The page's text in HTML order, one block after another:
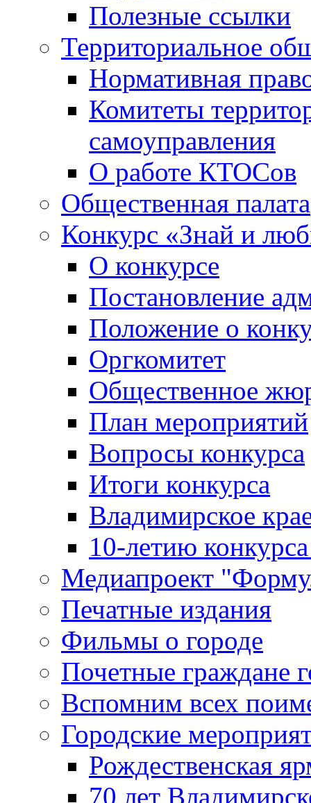
Полезные ссылки
Территориальное
Нормативная
Комитеты
самоуправления
О работе КТОСов
Общественная палата
Конкурс «Знай и
О конкурсе
Постановление
Положение о
Оргкомитет
Общественное
План мероприятий
Вопросы конкурса
Итоги конкурса
Владимирское
10-летию
Медиапроект
Печатные издания
Фильмы о городе
Почетные граждане
Вспомним всех
Городские
Рождественская
70 лет